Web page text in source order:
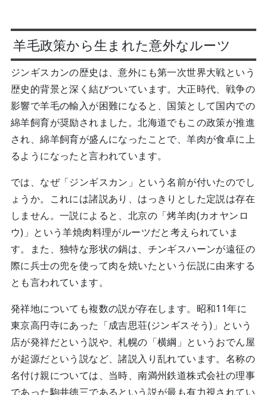
羊毛政策から生まれた意外なルーツ
ジンギスカンの歴史は、意外にも第一次世界大戦という
歴史的背景と深く結びついています。大正時代、戦争の
影響で羊毛の輸入が困難になると、国策として国内での
綿羊飼育が奨励されました。北海道でもこの政策が推進
され、綿羊飼育が盛んになったことで、羊肉が食卓に上
るようになったと言われています。
では、なぜ「ジンギスカン」という名前が付いたのでし
ょうか。これには諸説あり、はっきりとした定説は存在
しません。一説によると、北京の「烤羊肉(カオヤンロ
ウ)」という羊焼肉料理がルーツだと考えられていま
す。また、独特な形状の鍋は、チンギスハーンが遠征の
際に兵士の兜を使って肉を焼いたという伝説に由来する
とも言われています。
発祥地についても複数の説が存在します。昭和11年に
東京高円寺にあった「成吉思荘(ジンギスそう)」という
店が発祥だという説や、札幌の「横綱」というおでん屋
が起源だという説など、諸説入り乱れています。名称の
名付け親については、当時、南満州鉄道株式会社の理事
であった駒井徳三であるという説が最も有力視されてい